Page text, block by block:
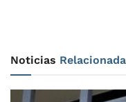
Noticias